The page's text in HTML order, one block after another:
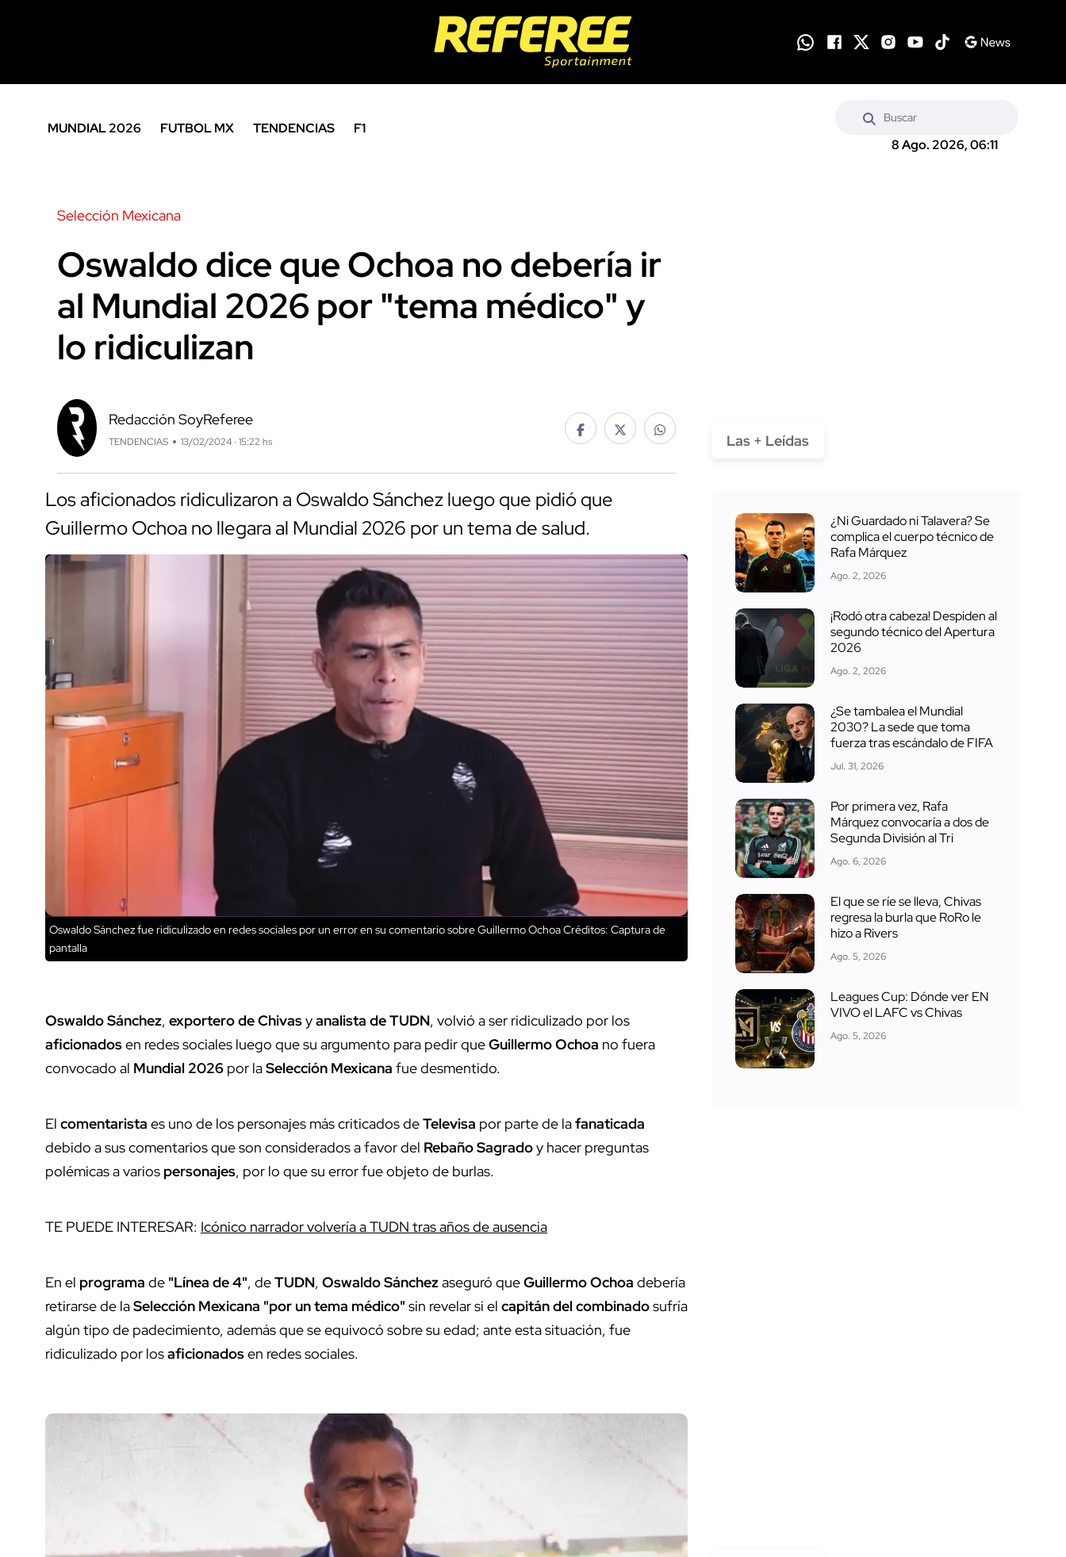
MUNDIAL 2026 FUTBOL MX TENDENCIAS
F1
8 Ago. 2026, 06:11
Selección Mexicana
Oswaldo dice que Ochoa no debería ir
al Mundial 2026 por "tema médico" y
lo ridiculizan
Redacción SoyReferee
TENDENCIAS 13/02/2024 · 15:22 hs
Los aficionados ridiculizaron a Oswaldo Sánchez luego que pidió que
Guillermo Ochoa no llegara al Mundial 2026 por un tema de salud.
Oswaldo Sánchez fue ridiculizado en redes sociales por un error en su comentario sobre Guillermo OchoaCréditos: Captura de
pantalla
Oswaldo Sánchez, exportero de Chivasyanalista de TUDN, volvió a ser ridiculizado por los
aficionadosen redes sociales luego que su argumento para pedir queGuillermo Ochoa no fuera
convocado al Mundial 2026 por laSelección Mexicana fue desmentido.
El comentarista es uno de los personajes más criticados deTelevisa por parte de lafanaticada
debido a sus comentarios que son considerados a favor del Rebaño Sagradoy hacer preguntas
polémicas a varios personajes, por lo que su error fue objeto de burlas.
TE PUEDE INTERESAR: Icónico narrador volvería a TUDN tras años de ausencia
En el programa de "Línea de 4", deTUDN, Oswaldo Sánchezaseguró queGuillermo Ochoa debería
retirarse de laSelección Mexicana "por un tema médico" sin revelar si el capitán del combinadosufría
algún tipo de padecimiento, además que se equivocó sobre su edad; ante esta situación, fue
ridiculizado por losaficionadosen redes sociales.
Las + Leídas
¿Ni Guardado ni Talavera? Se
complica el cuerpo técnico de
Rafa Márquez
Ago. 2, 2026
¡Rodó otra cabeza! Despiden al
segundo técnico del Apertura
2026
Ago. 2, 2026
¿Se tambalea el Mundial
2030? La sede que toma
fuerza tras escándalo de FIFA
Jul. 31, 2026
Por primera vez, Rafa
Márquez convocaría a dos de
Segunda División al Tri
Ago. 6, 2026
El que se ríe se lleva, Chivas
regresa la burla que RoRo le
hizo a Rivers
Ago. 5, 2026
Leagues Cup: Dónde ver EN
VIVO el LAFC vs Chivas
Ago. 5, 2026